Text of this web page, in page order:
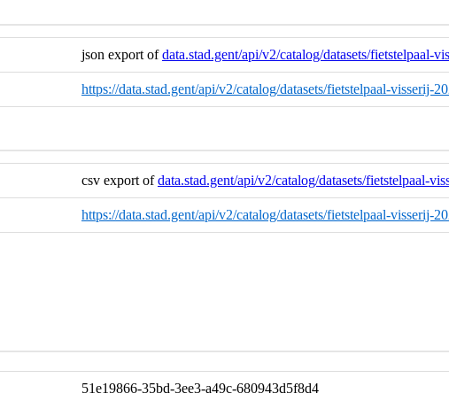
json export ofdata.stad.gent/api/v2/catalog/datasets/fietstelpaal-
https://data.stad.gent/api/v2/catalog/datasets/fietstelpaal-visserij-
csv export ofdata.stad.gent/api/v2/catalog/datasets/fietstelpaal-
https://data.stad.gent/api/v2/catalog/datasets/fietstelpaal-visserij-
51e19866-35bd-3ee3-a49c-680943d5f8d4